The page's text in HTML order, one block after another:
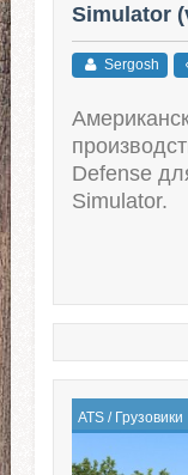
Simulator
Sergosh
Defense
Simulator.
ATS/ Грузовики